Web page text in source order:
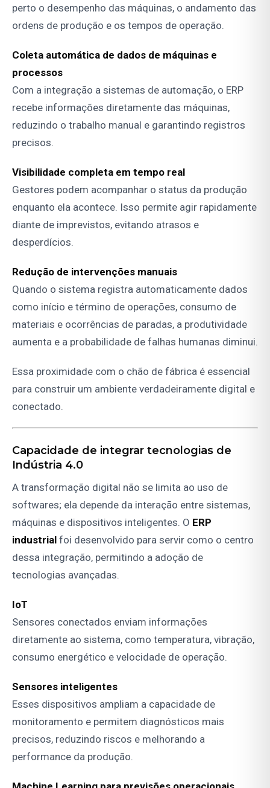
perto o desempenho das máquinas, o andamento das
ordens de produção e os tempos de operação.
Coleta automática de dados de máquinas e
processos
Com a integração a sistemas de automação, o ERP
recebe informações diretamente das máquinas,
reduzindo o trabalho manual e garantindo registros
precisos.
Visibilidade completa em tempo real
Gestores podem acompanhar o status da produção
enquanto ela acontece. Isso permite agir rapidamente
diante de imprevistos, evitando atrasos e
desperdícios.
Redução de intervenções manuais
Quando o sistema registra automaticamente dados
como início e término de operações, consumo de
materiais e ocorrências de paradas, a produtividade
aumenta e a probabilidade de falhas humanas diminui.
Essa proximidade com o chão de fábrica é essencial
para construir um ambiente verdadeiramente digital e
conectado.
Capacidade de integrar tecnologias de
Indústria 4.0
A transformação digital não se limita ao uso de
softwares; ela depende da interação entre sistemas,
máquinas e dispositivos inteligentes. O ERP
industrial foi desenvolvido para servir como o centro
dessa integração, permitindo a adoção de
tecnologias avançadas.
IoT
Sensores conectados enviam informações
diretamente ao sistema, como temperatura, vibração,
consumo energético e velocidade de operação.
Sensores inteligentes
Esses dispositivos ampliam a capacidade de
monitoramento e permitem diagnósticos mais
precisos, reduzindo riscos e melhorando a
performance da produção.